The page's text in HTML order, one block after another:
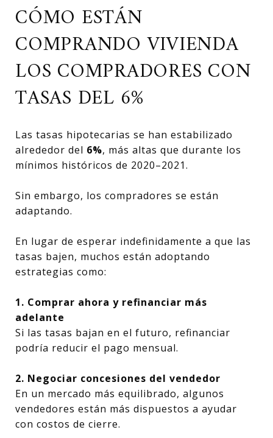
CÓMO ESTÁN
COMPRANDO VIVIENDA
LOS COMPRADORES CON
TASAS DEL 6%
Las tasas hipotecarias se han estabilizado
alrededor del 6%, más altas que durante los
mínimos históricos de 2020–2021.
Sin embargo, los compradores se están
adaptando.
En lugar de esperar indefinidamente a que las
tasas bajen, muchos están adoptando
estrategias como:
1. Comprar ahora y refinanciar más
adelante
Si las tasas bajan en el futuro, refinanciar
podría reducir el pago mensual.
2. Negociar concesiones del vendedor
En un mercado más equilibrado, algunos
vendedores están más dispuestos a ayudar
con costos de cierre.